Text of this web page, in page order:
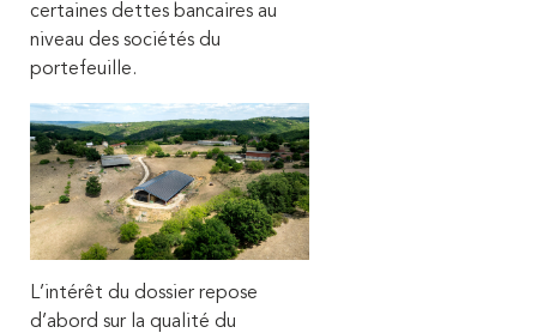
certaines dettes bancaires au
niveau des sociétés du
portefeuille.
L’intérêt du dossier repose
d’abord sur la qualité du